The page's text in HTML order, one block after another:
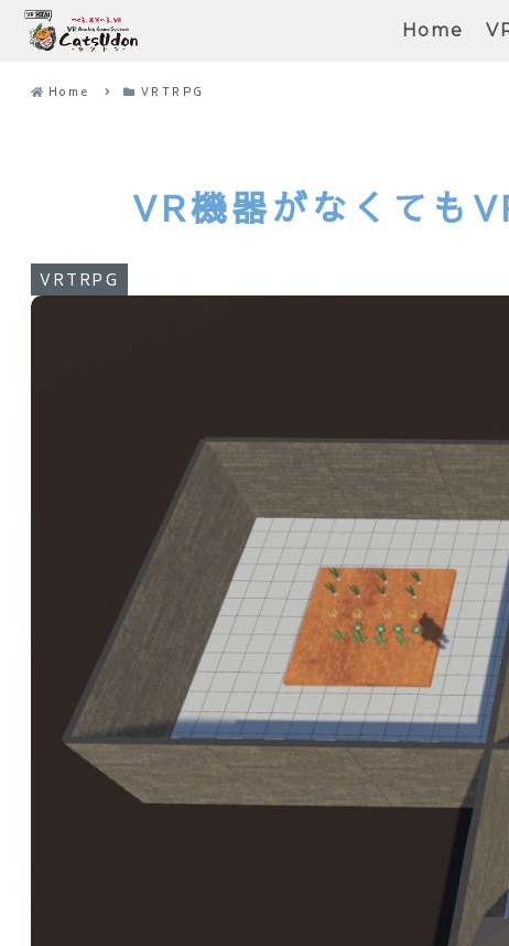
Home
Home VRTRPG
VR機器がなくても
VRTRPG